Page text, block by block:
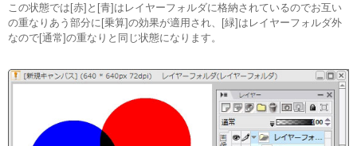
この状態では[赤]と[青]はレイヤーフォルダに格納されているのでお互い
の重なりあう部分に[乗算]の効果が適用され、[緑]はレイヤーフォルダ外
なので[通常]の重なりと同じ状態になります。